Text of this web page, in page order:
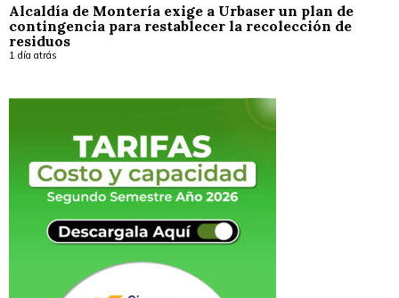
Alcaldía de Montería exige a Urbaser un plan de
contingencia para restablecer la recolección de
residuos
1 día atrás